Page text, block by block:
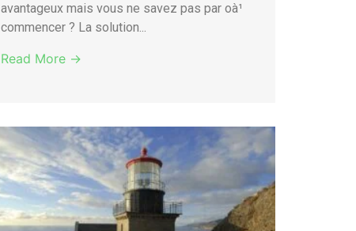
avantageux mais vous ne savez pas par oà¹
commencer ? La solution...
Read More →